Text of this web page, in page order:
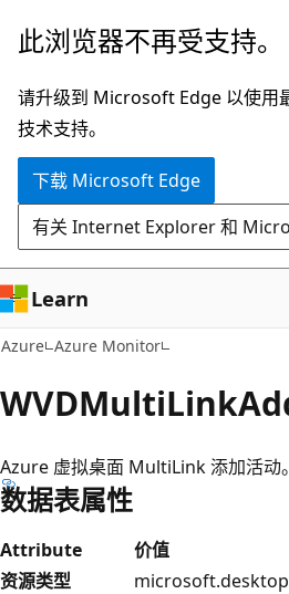
跳
主
要
内
此浏览器不再受支持。
请升级到 Microsoft Edge 以使用
技术支持。
下载 Microsoft Edge
有关 Internet Explorer 和
Learn
Azure Azure Monitor
Azure 虚拟桌面 MultiLink 添加活动。
数据表属性
Attribute
价值
资源类型